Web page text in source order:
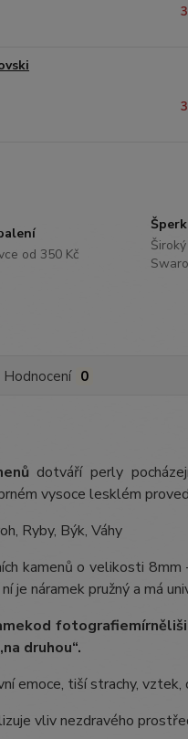
od 350 Kč
Hodnocení 0
dotváří perly
vysoce lesklém
Ryby, Býk, Váhy
kamenů o velikosti
je náramek pružný a má
od fotografiemírně
druhou“.
emoce, tiší strachy, vztek,
vliv nezdravého